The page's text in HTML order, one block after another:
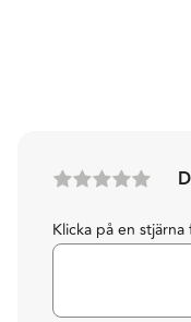
Klicka på en